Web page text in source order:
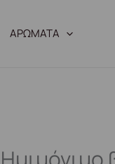
ΑΡΩΜΑΤΑ
Ημιμόνιμο